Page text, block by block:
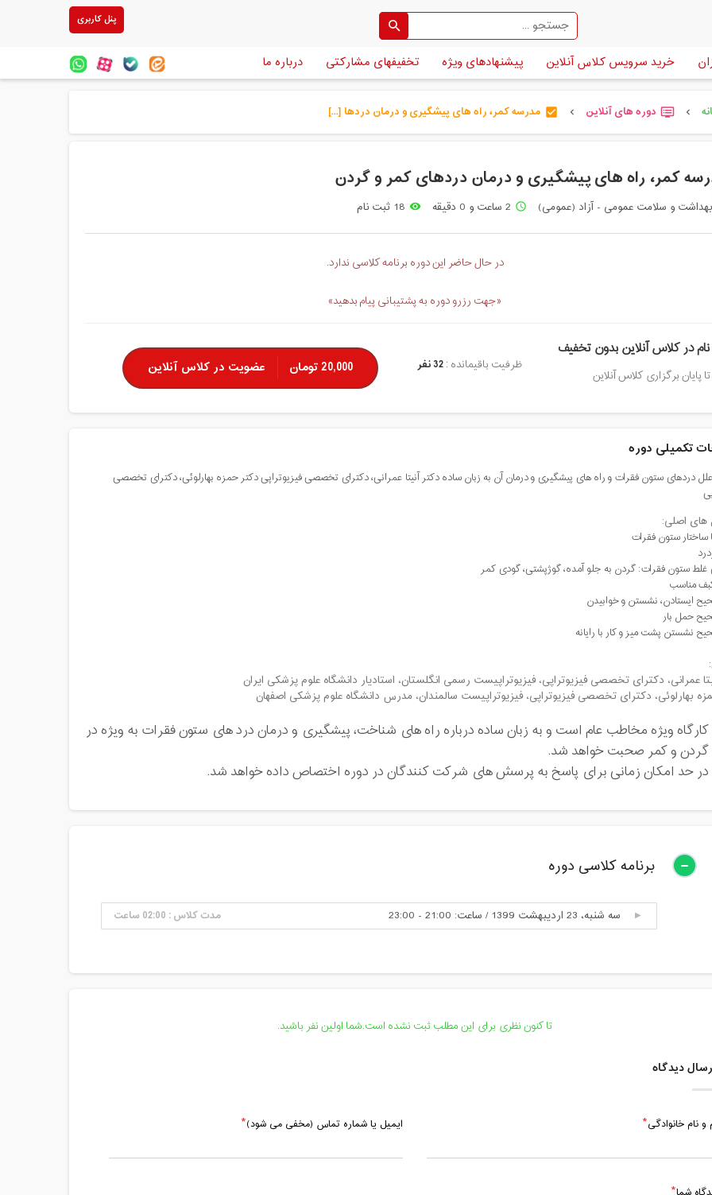
پنل کاربری
خرید سرویس کلاس آنلاین پیشنهادهای ویژه تخفیفهای مشارکتی درباره ما
chevron_left
dvr دوره های آنلاین chevron_left
check_box مدرسه کمر، راه های پیشگیری و درمان دردها [...]
کمر، راه های پیشگیری و درمان دردهای کمر و گردن
بهداشت و سلامت عمومی - آزاد (عمومی) access_time 2 ساعت و 0 دقیقه remove_red_eye 18 ثبت نام
در حال حاضر این دوره برنامه کلاسی ندارد.
«جهت رزرو دوره به پشتیبانی پیام بدهید»
در کلاس آنلاین بدون تخفیف
پایان برگزاری کلاس آنلاین
ظرفیت باقیمانده :32 نفر 20,000 تومان عضویت در کلاس آنلاین
تکمیلی دوره
دردهای ستون فقرات و راه های پیشگیری و درمان آن به زبان ساده دکتر آنیتا عمرانی، دکترای تخصصی فیزیوتراپی دکتر حمزه بهارلوئی، دکترای تخصصی
اصلی:
ساختار ستون فقرات
غلط ستون فقرات: گردن به جلو آمده، گوژپشتی، گودی کمر
مناسب
ایستادن، نشستن و خوابیدن
حمل بار
نشستن پشت میز و کار با رایانه
عمرانی، دکترای تخصصی فیزیوتراپی، فیزیوتراپیست رسمی انگلستان، استادیار دانشگاه علوم پزشکی ایران
بهارلوئی، دکترای تخصصی فیزیوتراپی، فیزیوتراپیست سالمندان، مدرس دانشگاه علوم پزشکی اصفهان
کارگاه ویژه مخاطب عام است و به زبان ساده درباره راه های شناخت، پیشگیری و درمان درد های ستون فقرات به ویژه در
گردن و کمر صحبت خواهد شد.
در حد امکان زمانی برای پاسخ به پرسش های شرکت کنندگان در دوره اختصاص داده خواهد شد.
برنامه کلاسی دوره
سه شنبه، 23 اردیبهشت 1399 / ساعت: 21:00 - 23:00 مدت کلاس : 02:00 ساعت
تا کنون نظری برای این مطلب ثبت نشده است.شما اولین نفر باشید.
دیدگاه
و نام خانوادگی ایمیل یا شماره تماس (مخفی می شود)